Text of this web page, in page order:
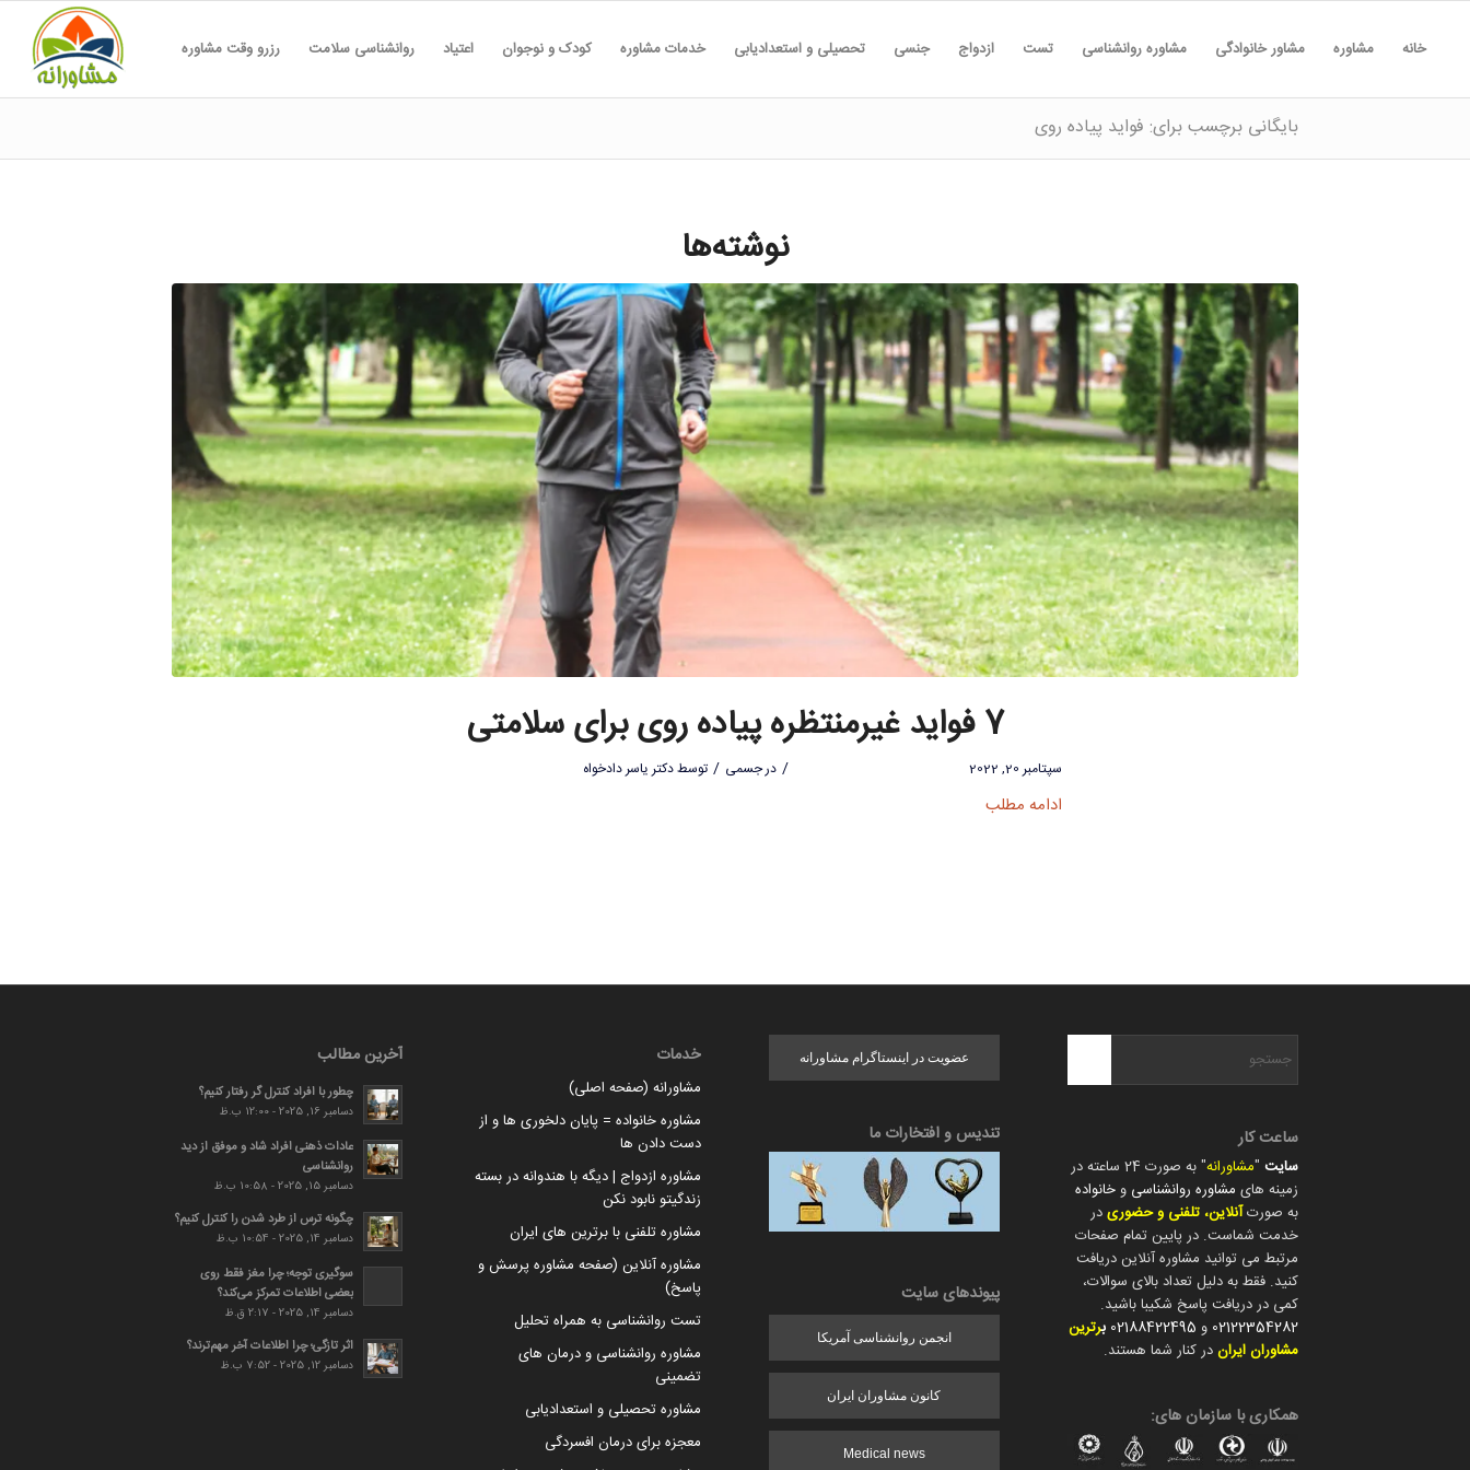
خانه مشاوره مشاور خانوادگی مشاوره روانشناسی تست ازدواج جنسی تحصیلی و استعدادیابی خدمات مشاوره کودک و نوجوان اعتیاد روانشناسی سلامت رزرو وقت مشاوره
بایگانی برچسب برای: فواید پیاده روی
نوشته‌ها
7 فواید غیرمنتظره پیاده روی برای سلامتی
سپتامبر 20, 2022 / درجسمی / توسطدکتر یاسر دادخواه
ادامه مطلب
ساعت کار
سایت "مشاورانه
" به صورت 24 ساعته در
زمینه های مشاوره روانشناسی و خانواده
به صورتآنلاین، تلفنی و حضوریدر
خدمت شماست. در پایین تمام صفحات
مرتبط می توانید مشاوره آنلاین دریافت
کنید. فقط به دلیل تعداد بالای سوالات،
کمی در دریافت پاسخ شکیبا باشید.
02122354282 و 02188422495 برترین
مشاوران ایراندر کنار شما هستند.
همکاری با سازمان های:
عضویت در اینستاگرام مشاورانه
تندیس و افتخارات ما
پیوندهای سایت
انجمن روانشناسی آمریکا
کانون مشاوران ایران
Medical news
خدمات
مشاورانه (صفحه اصلی)
مشاوره خانواده = پایان دلخوری ها و از
دست دادن ها
مشاوره ازدواج | دیگه با هندوانه در بسته
زندگیتو نابود نکن
مشاوره تلفنی با برترین های ایران
مشاوره آنلاین (صفحه مشاوره پرسش و
پاسخ)
تست روانشناسی به همراه تحلیل
مشاوره روانشناسی و درمان های
تضمینی
مشاوره تحصیلی و استعدادیابی
معجزه برای درمان افسردگی
آخرین مطالب
چطور با افراد کنترل گر رفتار کنیم؟
دسامبر 16, 2025 - 12:00 ب.ظ
عادات ذهنی افراد شاد و موفق از دید
روانشناسی
دسامبر 15, 2025 - 10:58 ب.ظ
چگونه ترس از طرد شدن را کنترل کنیم؟
دسامبر 14, 2025 - 10:54 ب.ظ
سوگیری توجه؛ چرا مغز فقط روی
بعضی اطلاعات تمرکز می‌کند؟
دسامبر 14, 2025 - 2:17 ق.ظ
اثر تازگی؛ چرا اطلاعات آخر مهم‌ترند؟
دسامبر 12, 2025 - 7:52 ب.ظ